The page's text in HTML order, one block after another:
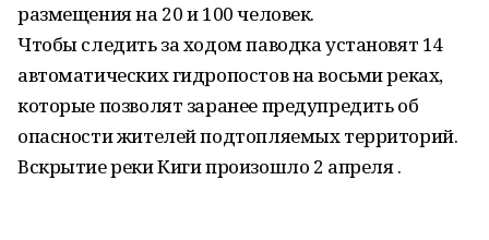
размещения на 20 и 100 человек.
Чтобы следить за ходом паводка установят 14
автоматических гидропостов на восьми реках,
которые позволят заранее предупредить об
опасности жителей подтопляемых территорий.
Вскрытие реки Киги произошло 2 апреля .